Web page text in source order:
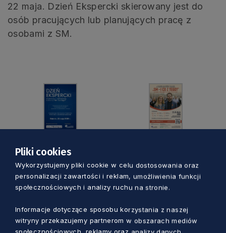
22 maja. Dzień Ekspercki skierowany jest do
osób pracujących lub planujących pracę z
osobami z SM.
Zobacz również
Pliki cookies
Wykorzystujemy pliki cookie w celu dostosowania oraz
personalizacji zawartości i reklam, umożliwienia funkcji
społecznościowych i analizy ruchu na stronie.
Informacje dotyczące sposobu korzystania z naszej
witryny przekazujemy partnerom w obszarach mediów